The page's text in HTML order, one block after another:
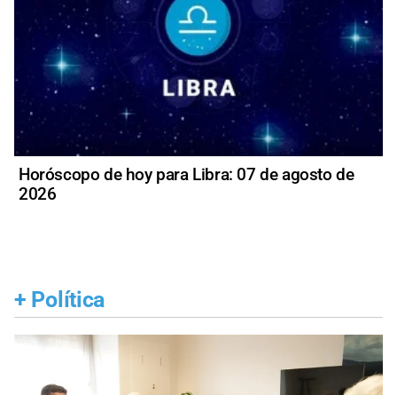
Horóscopo de hoy para Libra: 07 de agosto de
2026
+ Política